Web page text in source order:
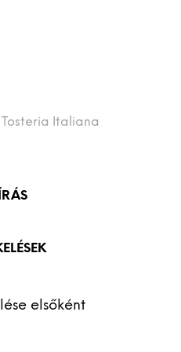
Tosteria Italiana
elsőként